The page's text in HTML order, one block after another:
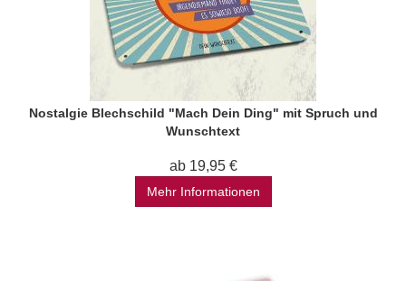
Nostalgie Blechschild "Mach Dein Ding" mit Spruch und
Wunschtext
ab 19,95 €
Mehr Informationen